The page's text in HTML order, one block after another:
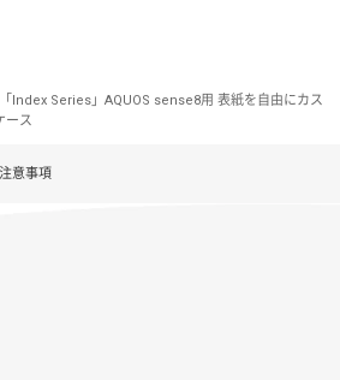
「Index Series」AQUOS sense8用 表紙を自由にカス
ース
意事項